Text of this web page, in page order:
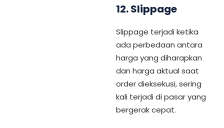
12.Slippage
Slippage terjadi ketika
ada perbedaan antara
harga yang diharapkan
dan harga aktual saat
order dieksekusi, sering
kali terjadi di pasar yang
bergerak cepat.